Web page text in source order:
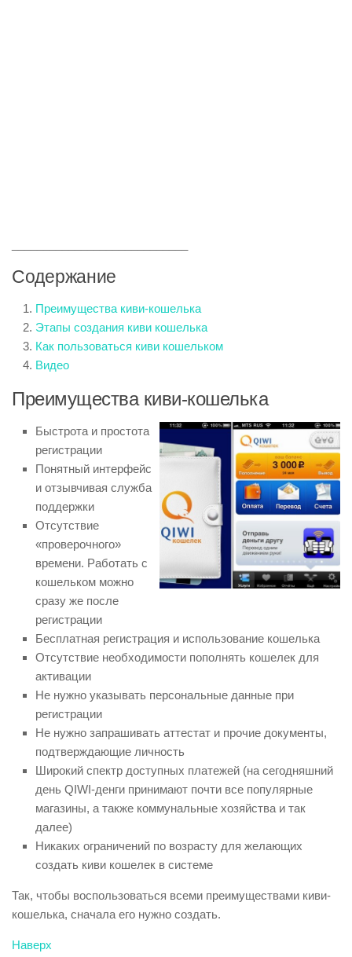
Содержание
Преимущества киви-кошелька
Этапы создания киви кошелька
Как пользоваться киви кошельком
Видео
Преимущества киви-кошелька
Быстрота и простота
регистрации
Понятный интерфейс
и отзывчивая служба
поддержки
Отсутствие
«проверочного»
времени. Работать с
кошельком можно
сразу же после
регистрации
Бесплатная регистрация и использование кошелька
Отсутствие необходимости пополнять кошелек для
активации
Не нужно указывать персональные данные при
регистрации
Не нужно запрашивать аттестат и прочие документы,
подтверждающие личность
Широкий спектр доступных платежей (на сегодняшний
день QIWI-денги принимают почти все популярные
магазины, а также коммунальные хозяйства и так
далее)
Никаких ограничений по возрасту для желающих
создать киви кошелек в системе
Так, чтобы воспользоваться всеми преимуществами киви-
кошелька, сначала его нужно создать.
Наверх